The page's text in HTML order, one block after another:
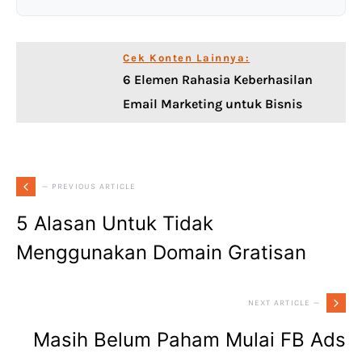
Cek Konten Lainnya:
6 Elemen Rahasia Keberhasilan
Email Marketing untuk Bisnis
— PREVIOUS ARTICLE
5 Alasan Untuk Tidak
Menggunakan Domain Gratisan
NEXT ARTICLE —
Masih Belum Paham Mulai FB Ads